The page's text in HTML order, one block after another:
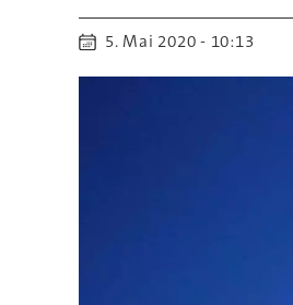
5. Mai 2020 - 10:13